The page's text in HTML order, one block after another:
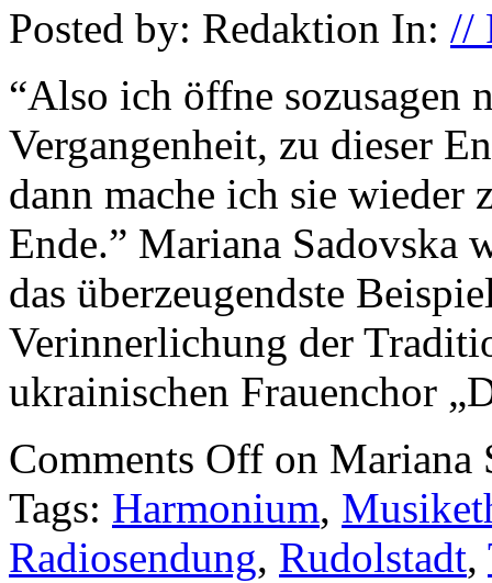
Posted by: Redaktion In: //
“Also ich öffne sozusagen
Vergangenheit, zu dieser
dann mache ich sie wieder
Ende.” Mariana Sadovska
das überzeugendste
Verinnerlichung der
ukrainischen Frauenchor
Comments Off on Mariana
Tags: Harmonium,
Radiosendung, Rudolstadt,